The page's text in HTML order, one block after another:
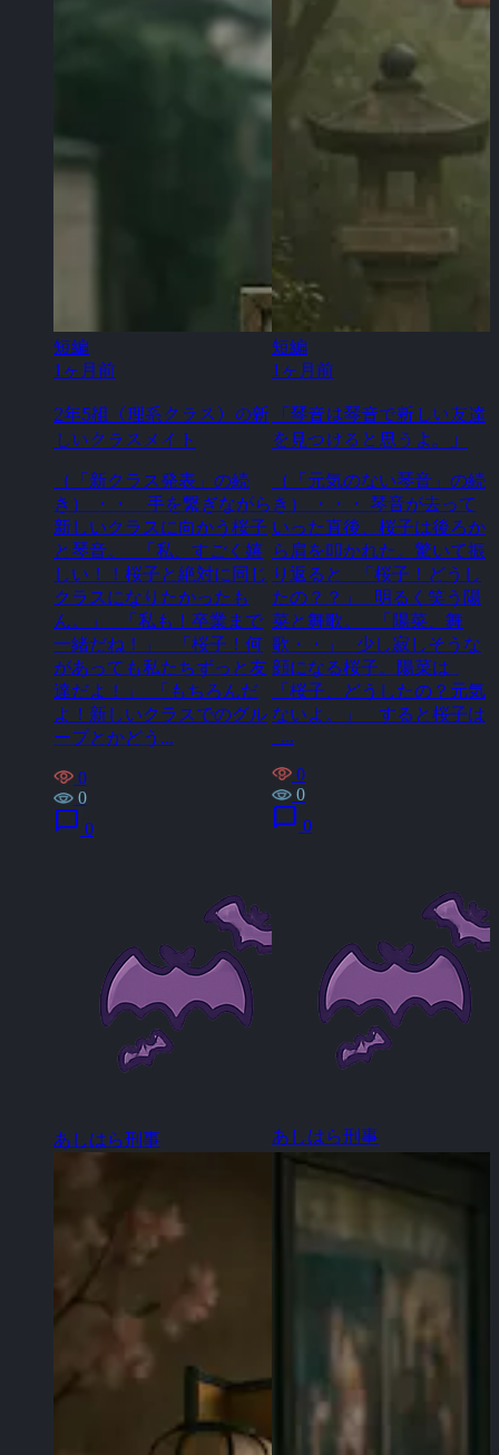
短編
1ヶ月前
2年5組（理系クラス）の新
しいクラスメイト
（「新クラス発表」の続
き） ・・ 手を繋ぎながら
新しいクラスに向かう桜子
と琴音。 「私、すごく嬉
しい！！桜子と絶対に同じ
クラスになりたかったも
ん。」 「私も！卒業まで
一緒だね！」 「桜子！何
があっても私たちずっと友
達だよ！」 「もちろんだ
よ！新しいクラスでのグル
ープとかどう...
0
0
chat_bubble 0
あしはら刑事
短編
1ヶ月前
「琴音は琴音で新しい友達
を見つけると思うよ。」
（「元気のない琴音」の続
き） ・・・ 琴音が去って
いった直後、桜子は後ろか
ら肩を叩かれた。驚いて振
り返ると 「桜子！どうし
たの？？」 明るく笑う陽
菜と舞歌。 「陽菜、舞
歌・・」 少し寂しそうな
顔になる桜子。陽菜は
「桜子、どうしたの？元気
ないよ。」 すると桜子は
...
0
0
chat_bubble 0
あしはら刑事